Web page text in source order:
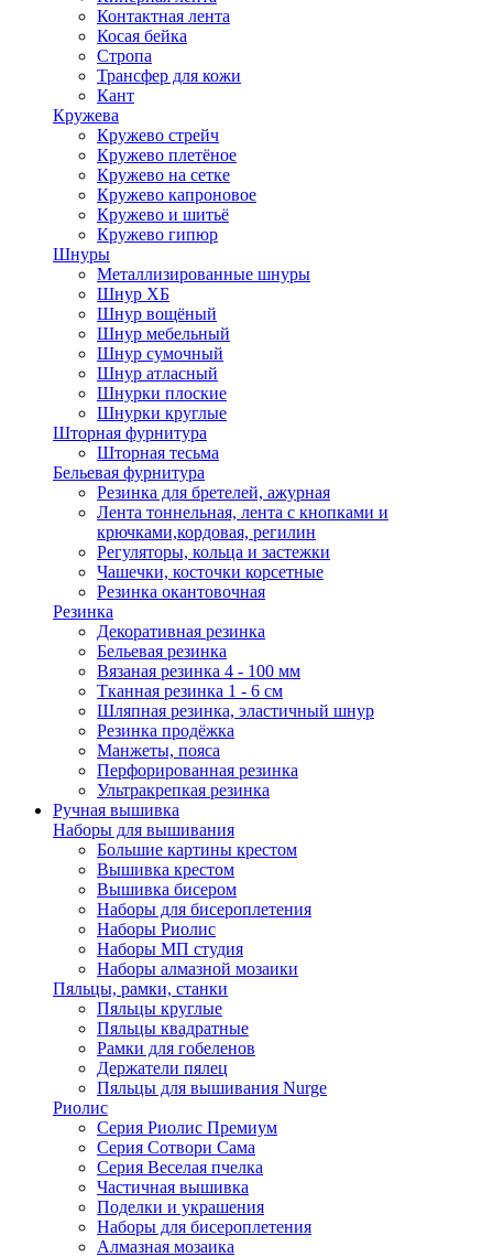
Контактная лента
Косая бейка
Стропа
Трансфер для кожи
Кант
Кружева
Кружево стрейч
Кружево плетёное
Кружево на сетке
Кружево капроновое
Кружево и шитьё
Кружево гипюр
Шнуры
Металлизированные шнуры
Шнур ХБ
Шнур вощёный
Шнур мебельный
Шнур сумочный
Шнур атласный
Шнурки плоские
Шнурки круглые
Шторная фурнитура
Шторная тесьма
Бельевая фурнитура
Резинка для бретелей, ажурная
Лента тоннельная, лента с кнопками и
крючками,кордовая, регилин
Регуляторы, кольца и застежки
Чашечки, косточки корсетные
Резинка окантовочная
Резинка
Декоративная резинка
Бельевая резинка
Вязаная резинка 4 - 100 мм
Тканная резинка 1 - 6 см
Шляпная резинка, эластичный шнур
Резинка продёжка
Манжеты, пояса
Перфорированная резинка
Ультракрепкая резинка
Ручная вышивка
Наборы для вышивания
Большие картины крестом
Вышивка крестом
Вышивка бисером
Наборы для бисероплетения
Наборы Риолис
Наборы МП студия
Наборы алмазной мозаики
Пяльцы, рамки, станки
Пяльцы круглые
Пяльцы квадратные
Рамки для гобеленов
Держатели пялец
Пяльцы для вышивания Nurge
Риолис
Серия Риолис Премиум
Серия Сотвори Сама
Серия Веселая пчелка
Частичная вышивка
Поделки и украшения
Наборы для бисероплетения
Алмазная мозаика